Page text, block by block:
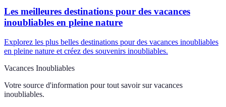
Les meilleures destinations pour des vacances
inoubliables en pleine nature
Explorez les plus belles destinations pour des vacances inoubliables
en pleine nature et créez des souvenirs inoubliables.
Vacances Inoubliables
Votre source d'information pour tout savoir sur vacances
inoubliables.